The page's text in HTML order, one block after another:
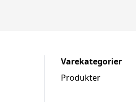
Varekategorier
Produkter